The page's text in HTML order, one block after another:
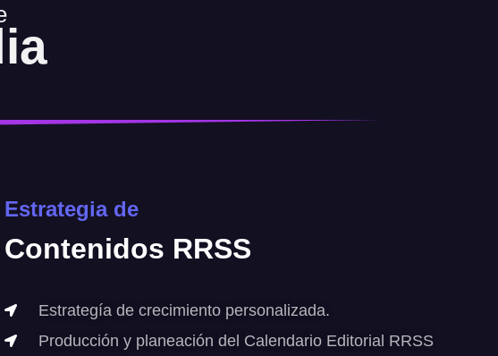
Estrategia de
Contenidos RRSS
Estrategía de crecimiento personalizada.
Producción y planeación del Calendario Editorial RRSS